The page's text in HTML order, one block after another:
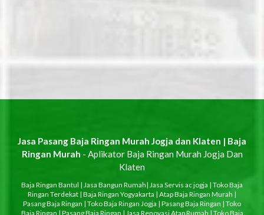
Jasa Pasang Baja Ringan Murah Jogja dan Klaten | Baja
Ringan Murah - Aplikator Baja Ringan Murah Jogja Dan
Klaten
Baja Ringan Bantul | Jasa Bangun Rumah| Jasa Servis ac jogja | Toko Baja
Ringan Terdekat | Baja Ringan Yogyakarta | Atap Baja Ringan Murah |
Pasang Baja Ringan | Toko Baja Ringan Jogja | Pasang Baja Ringan | Toko
Baja Ringan | Pasang Baja Ringan | Jasa Renovasi Atap Rumah | Toko Baja